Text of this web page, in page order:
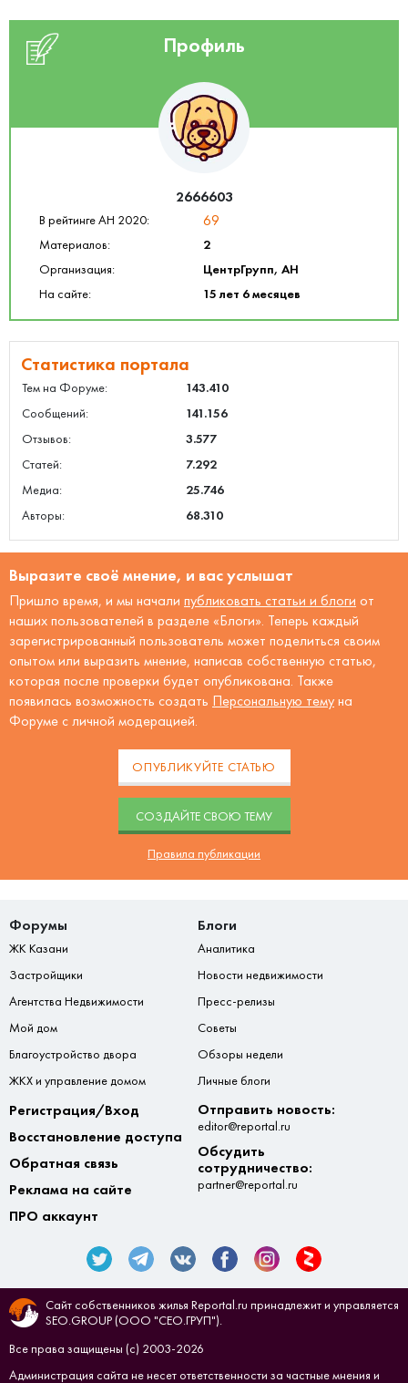
Профиль
2666603
В рейтинге АН 2020: 69
Материалов:
2
Организация:
ЦентрГрупп, АН
На сайте:
15 лет 6 месяцев
Статистика портала
Тем на Форуме:
143.410
Сообщений:
141.156
Отзывов:
3.577
Статей:
7.292
Медиа:
25.746
Авторы:
68.310
Выразите своё мнение, и вас услышат
Пришло время, и мы начали публиковать статьи и блоги от
наших пользователей в разделе «Блоги». Теперь каждый
зарегистрированный пользователь может поделиться своим
опытом или выразить мнение, написав собственную статью,
которая после проверки будет опубликована. Также
появилась возможность создать Персональную тему на
Форуме с личной модерацией.
ОПУБЛИКУЙТЕ СТАТЬЮ
CОЗДАЙТЕ СВОЮ ТЕМУ
Правила публикации
Форумы
ЖК Казани
Застройщики
Агентства Недвижимости
Мой дом
Благоустройство двора
ЖКХ и управление домом
Блоги
Аналитика
Новости недвижимости
Пресс-релизы
Советы
Обзоры недели
Личные блоги
Регистрация/Вход
Восстановление доступа
Обратная связь
Реклама на сайте
ПРО аккаунт
Отправить новость:
editor@reportal.ru
Обсудить
сотрудничество:
partner@reportal.ru
Сайт собственников жилья Reportal.ru принадлежит и управляется
SEO.GROUP (ООО "СЕО.ГРУП").
Все права защищены (с) 2003-2026
Администрация сайта не несет ответственности за частные мнения и